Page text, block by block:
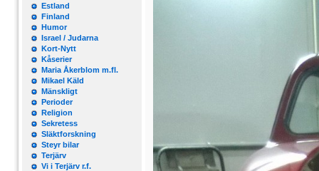
Estland
Finland
Humor
Israel / Judarna
Kort-Nytt
Kåserier
Maria Åkerblom m.fl.
Mikael Käld
Mänskligt
Perioder
Religion
Sekretess
Släktforskning
Steyr bilar
Terjärv
Vi i Terjärv r.f.